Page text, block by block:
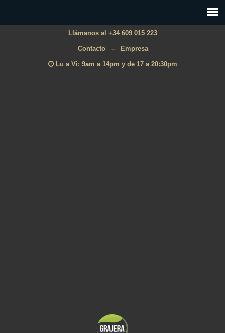
Llámanos al +34 609 015 223
Contacto – Empresa
Lu a Vi: 9am a 14pm y de 17 a 20:30pm